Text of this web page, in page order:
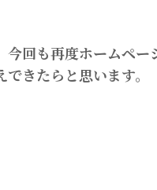
回も再度ホームペー
きたらと思います。